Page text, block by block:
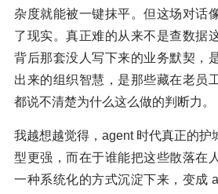
杂度就能被一键抹平。但这场对话
了现实。真正难的从来不是查数据
背后那套没人写下来的业务默契，
出来的组织智慧，是那些藏在老员
都说不清楚为什么这么做的判断力。
我越想越觉得，agent 时代真正的护
型更强，而在于谁能把这些散落在
一种系统化的方式沉淀下来，变成